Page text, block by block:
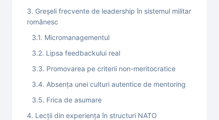
3. Greșeli frecvente de leadership în sistemul militar
românesc
3.1. Micromanagementul
3.2. Lipsa feedbackului real
3.3. Promovarea pe criterii non-meritocratice
3.4. Absența unei culturi autentice de mentoring
3.5. Frica de asumare
4. Lecții din experiența în structuri NATO